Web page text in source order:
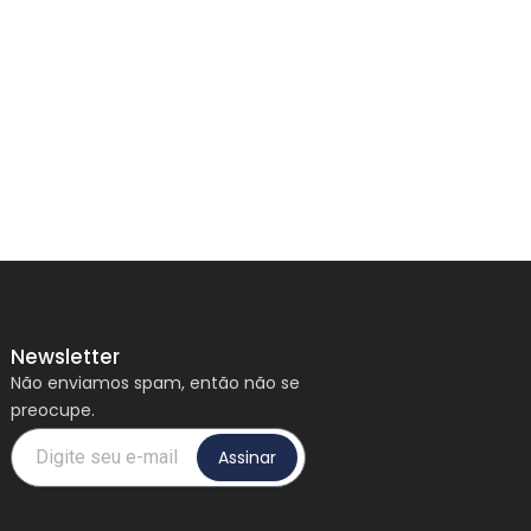
Newsletter
Não enviamos spam, então não se
preocupe.
Email
Assinar